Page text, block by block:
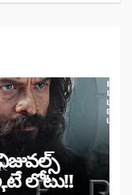
లోటు!!